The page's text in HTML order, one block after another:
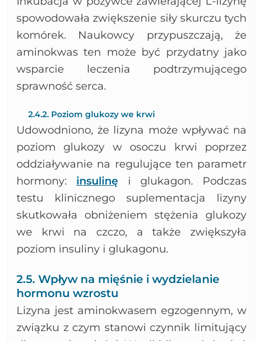
spowodowała zwiększenie siły skurczu tych
komórek. Naukowcy przypuszczają, że
aminokwas ten może być przydatny jako
wsparcie leczenia podtrzymującego
sprawność serca.
2.4.2. Poziom glukozy we krwi
Udowodniono, że lizyna może wpływać na
poziom glukozy w osoczu krwi poprzez
oddziaływanie na regulujące ten parametr
hormony: insulinę i glukagon. Podczas
testu klinicznego suplementacja lizyny
skutkowała obniżeniem stężenia glukozy
we krwi na czczo, a także zwiększyła
poziom insuliny i glukagonu.
2.5. Wpływ na mięśnie i wydzielanie
hormonu wzrostu
Lizyna jest aminokwasem egzogennym, w
związku z czym stanowi czynnik limitujący